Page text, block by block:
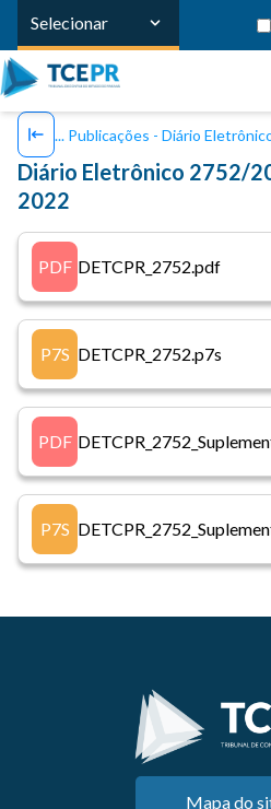
Selecionar
Publicações - Diário
Diário Eletrônico 2752/
2022
PDF DETCPR_2752.pdf
P7S DETCPR_2752.p7s
PDF
P7S
Mapa do